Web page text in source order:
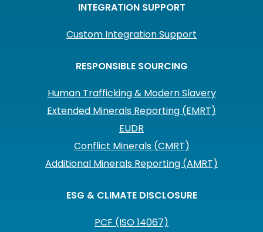
INTEGRATION SUPPORT
Custom Integration Support
RESPONSIBLE SOURCING
Human Trafficking & Modern Slavery
Extended Minerals Reporting (EMRT)
EUDR
Conflict Minerals (CMRT)
Additional Minerals Reporting (AMRT)
ESG & CLIMATE DISCLOSURE
PCF (ISO 14067)